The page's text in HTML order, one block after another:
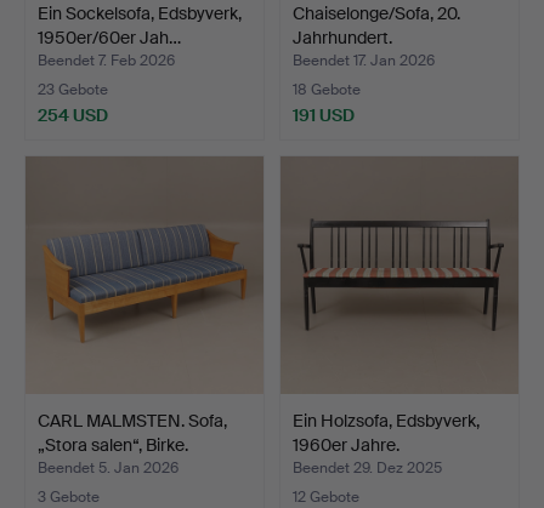
Ein Sockelsofa, Edsbyverk,
1950er/60er Jah…
Beendet 7. Feb 2026
23 Gebote
254 USD
Chaiselonge/Sofa, 20.
Jahrhundert.
Beendet 17. Jan 2026
18 Gebote
191 USD
CARL MALMSTEN. Sofa,
„Stora salen“, Birke.
Beendet 5. Jan 2026
3 Gebote
Ein Holzsofa, Edsbyverk,
1960er Jahre.
Beendet 29. Dez 2025
12 Gebote